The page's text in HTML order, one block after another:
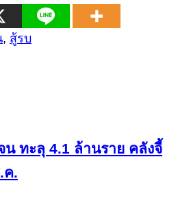
, สู้รบ
ทะลุ 4.1 ล้านราย คลังจี้
ค.